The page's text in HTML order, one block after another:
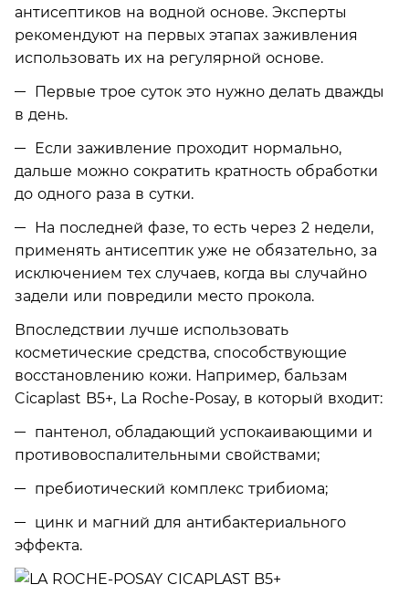
антисептиков на водной основе. Эксперты
рекомендуют на первых этапах заживления
использовать их на регулярной основе.
Первые трое суток это нужно делать дважды
в день.
Если заживление проходит нормально,
дальше можно сократить кратность обработки
до одного раза в сутки.
На последней фазе, то есть через 2 недели,
применять антисептик уже не обязательно, за
исключением тех случаев, когда вы случайно
задели или повредили место прокола.
Впоследствии лучше использовать
косметические средства, способствующие
восстановлению кожи. Например, бальзам
Cicaplast B5+, La Roche-Posay, в который входит:
пантенол, обладающий успокаивающими и
противовоспалительными свойствами;
пребиотический комплекс трибиома;
цинк и магний для антибактериального
эффекта.